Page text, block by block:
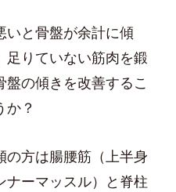
いと骨盤が余計に傾
足りていない筋肉を鍛
盤の傾きを改善するこ
か？
の方は腸腰筋（上半身
ナーマッスル）と脊柱